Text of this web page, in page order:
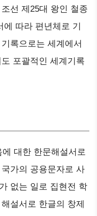
선 제25대 왕인 철종
에 따라 편년체로 기
록으로는 세계에서
포괄적인 세계기록
대한 한문해설서로
가의 공용문자로 사
없는 일로 집현전 학
설서로 한글의 창제